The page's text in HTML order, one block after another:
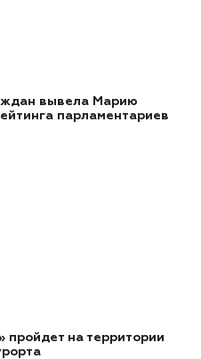
вывела Марию
парламентариев
пройдет на территории